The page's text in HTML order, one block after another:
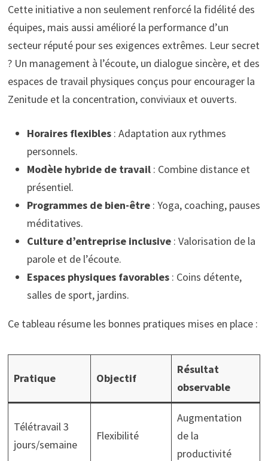
Cette initiative a non seulement renforcé la fidélité des
équipes, mais aussi amélioré la performance d’un
secteur réputé pour ses exigences extrêmes. Leur secret
? Un management à l’écoute, un dialogue sincère, et des
espaces de travail physiques conçus pour encourager la
Zenitude et la concentration, conviviaux et ouverts.
Horaires flexibles: Adaptation aux rythmes
personnels.
Modèle hybride de travail: Combine distance et
présentiel.
Programmes de bien-être: Yoga, coaching, pauses
méditatives.
Culture d’entreprise inclusive: Valorisation de la
parole et de l’écoute.
Espaces physiques favorables: Coins détente,
salles de sport, jardins.
Ce tableau résume les bonnes pratiques mises en place :
Pratique Objectif
Résultat
observable
Télétravail 3
jours/semaine
Flexibilité
Augmentation
de la
productivité